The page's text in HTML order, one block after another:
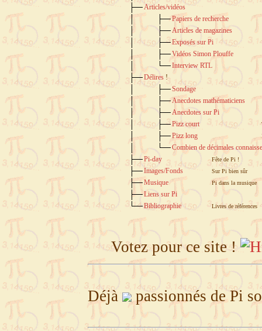
Articles/vidéos
Papiers de recherche
Articles de magazines
Exposés sur Pi
Vidéos Simon Plouffe
Interview RTL
Délires!
Sondage
Anecdotes mathématiciens
Anecdotes sur Pi
Pizz court
Pizz long
Combien de décimales
Pi-day
Fête de Pi !
Images/Fonds Sur Pi bien sûr
Musique Pi dans la musique
Liens sur Pi
Bibliographie
Livres de références
Votez pour ce site !
Déjà passionnés de Pi